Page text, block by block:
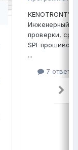
KENOTRONTV
Инженерный
проверки,
SPI-прошивок
...
7 ответов